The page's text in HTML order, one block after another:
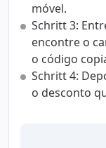
móvel.
Schritt 3:
encontre o
o código
Schritt 4:
o desconto